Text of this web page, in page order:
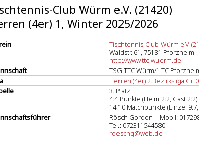
Club Würm e.V. (21420)
(4er) 1, Winter 2025/2026
Tischtennis-Club Würm e.V.
Waldstr. 61, 75181 Pforzheim
http://www.ttc-wuerm.de
TSG TTC Würm/1.TC
Herren (4er) 2.Bezirksliga Gr.
3. Platz
4:4 Punkte (Heim 2:2, Gast 2:2)
14:10 Matchpunkte (Einzel
Rösch Gordon - Mobil:
Tel.: 072311544580
roeschg@web.de